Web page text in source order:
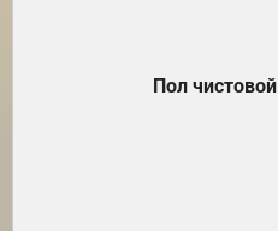
Пол чистовой